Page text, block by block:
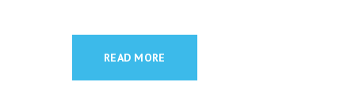
READ MORE